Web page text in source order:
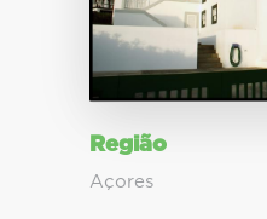
Região
Açores